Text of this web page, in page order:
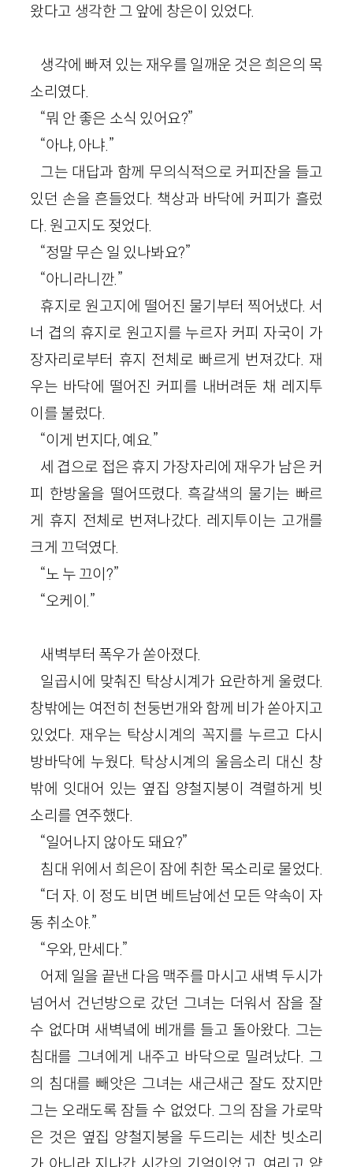
왔다고 생각한 그 앞에 창은이 있었다.
생각에 빠져 있는 재우를 일깨운 것은 희은의 목
소리였다.
“뭐 안 좋은 소식 있어요?”
“아냐, 아냐.”
그는 대답과 함께 무의식적으로 커피잔을 들고
있던 손을 흔들었다. 책상과 바닥에 커피가 흘렀
다. 원고지도 젖었다.
“정말 무슨 일 있나봐요?”
“아니라니깐.”
휴지로 원고지에 떨어진 물기부터 찍어냈다. 서
너 겹의 휴지로 원고지를 누르자 커피 자국이 가
장자리로부터 휴지 전체로 빠르게 번져갔다. 재
우는 바닥에 떨어진 커피를 내버려둔 채 레지투
이를 불렀다.
“이게 번지다, 예요.”
세 겹으로 접은 휴지 가장자리에 재우가 남은 커
피 한방울을 떨어뜨렸다. 흑갈색의 물기는 빠르
게 휴지 전체로 번져나갔다. 레지투이는 고개를
크게 끄덕였다.
“노 누 끄이?”
“오케이.”
새벽부터 폭우가 쏟아졌다.
일곱시에 맞춰진 탁상시계가 요란하게 울렸다.
창밖에는 여전히 천둥번개와 함께 비가 쏟아지고
있었다. 재우는 탁상시계의 꼭지를 누르고 다시
방바닥에 누웠다. 탁상시계의 울음소리 대신 창
밖에 잇대어 있는 옆집 양철지붕이 격렬하게 빗
소리를 연주했다.
“일어나지 않아도 돼요?”
침대 위에서 희은이 잠에 취한 목소리로 물었다.
“더 자. 이 정도 비면 베트남에선 모든 약속이 자
동 취소야.”
“우와, 만세다.”
어제 일을 끝낸 다음 맥주를 마시고 새벽 두시가
넘어서 건넌방으로 갔던 그녀는 더워서 잠을 잘
수 없다며 새벽녘에 베개를 들고 돌아왔다. 그는
침대를 그녀에게 내주고 바닥으로 밀려났다. 그
의 침대를 빼앗은 그녀는 새근새근 잘도 잤지만
그는 오래도록 잠들 수 없었다. 그의 잠을 가로막
은 것은 옆집 양철지붕을 두드리는 세찬 빗소리